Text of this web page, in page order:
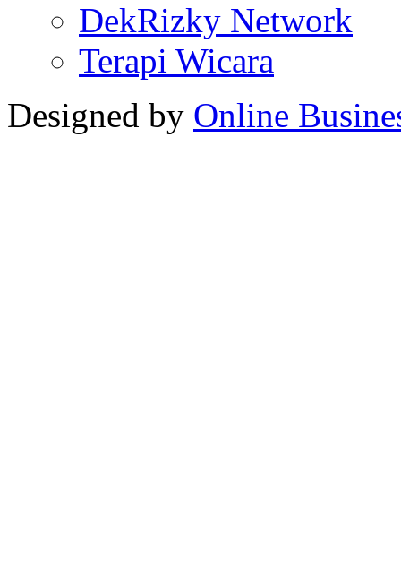
DekRizky Network
Terapi Wicara
Designed by Online